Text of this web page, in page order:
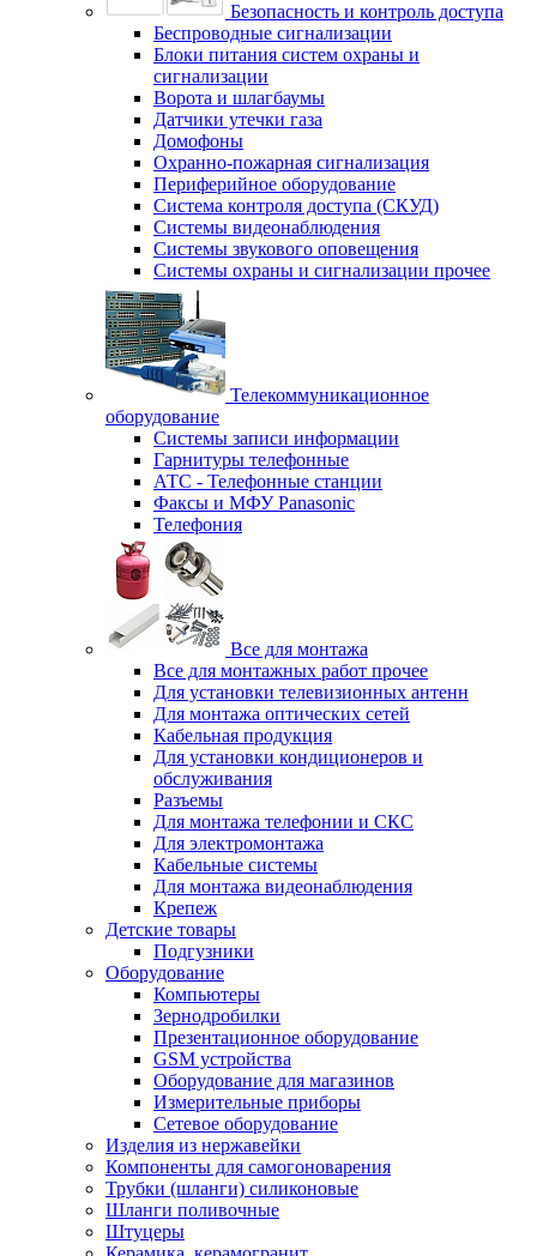
Безопасность и контроль доступа
Беспроводные сигнализации
Блоки питания систем охраны и
сигнализации
Ворота и шлагбаумы
Датчики утечки газа
Домофоны
Охранно-пожарная сигнализация
Периферийное оборудование
Система контроля доступа (СКУД)
Системы видеонаблюдения
Системы звукового оповещения
Системы охраны и сигнализации прочее
Телекоммуникационное
оборудование
Системы записи информации
Гарнитуры телефонные
АТС - Телефонные станции
Факсы и МФУ Panasonic
Телефония
Все для монтажа
Все для монтажных работ прочее
Для установки телевизионных антенн
Для монтажа оптических сетей
Кабельная продукция
Для установки кондиционеров и
обслуживания
Разъемы
Для монтажа телефонии и СКС
Для электромонтажа
Кабельные системы
Для монтажа видеонаблюдения
Крепеж
Детские товары
Подгузники
Оборудование
Компьютеры
Зернодробилки
Презентационное оборудование
GSM устройства
Оборудование для магазинов
Измерительные приборы
Сетевое оборудование
Изделия из нержавейки
Компоненты для самогоноварения
Трубки (шланги) силиконовые
Шланги поливочные
Штуцеры